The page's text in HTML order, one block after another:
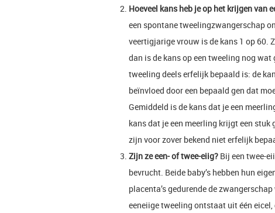
Hoeveel kans heb je op het krijgen van
een spontane tweelingzwangerschap
veertigjarige vrouw is de kans 1 op 60.
dan is de kans op een tweeling nog
tweeling deels erfelijk bepaald is: de
beïnvloed door een bepaald gen dat
Gemiddeld is de kans dat je een
kans dat je een meerling krijgt een stuk
zijn voor zover bekend niet erfelijk
Zijn ze een- of twee-eiig? Bij een twee-
bevrucht. Beide baby’s hebben hun
placenta’s gedurende de
eeneiige tweeling ontstaat uit één